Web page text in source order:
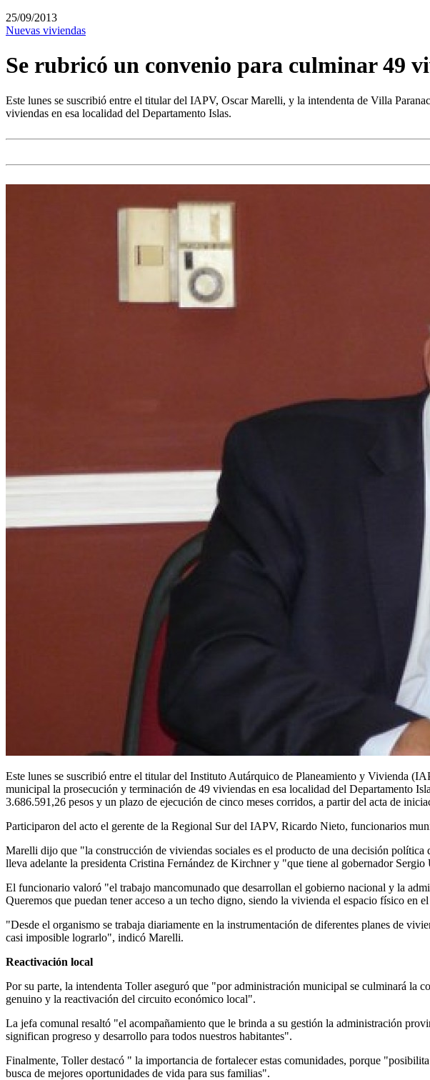
25/09/2013
Nuevas viviendas
Se rubricó un convenio para culminar 49
Este lunes se suscribió entre el titular del IAPV, Oscar Marelli, y la intendenta de Villa
viviendas en esa localidad del Departamento Islas.
Este lunes se suscribió entre el titular del Instituto Autárquico de Planeamiento y Vivienda
municipal la prosecución y terminación de 49 viviendas en esa localidad del Departamento
3.686.591,26 pesos y un plazo de ejecución de cinco meses corridos, a partir del acta de
Participaron del acto el gerente de la Regional Sur del IAPV, Ricardo Nieto, funcionarios
Marelli dijo que "la construcción de viviendas sociales es el producto de una decisión
lleva adelante la presidenta Cristina Fernández de Kirchner y "que tiene al gobernador
El funcionario valoró "el trabajo mancomunado que desarrollan el gobierno nacional y la
Queremos que puedan tener acceso a un techo digno, siendo la vivienda el espacio físico en
"Desde el organismo se trabaja diariamente en la instrumentación de diferentes planes de
casi imposible lograrlo", indicó Marelli.
Reactivación local
Por su parte, la intendenta Toller aseguró que "por administración municipal se culminará la
genuino y la reactivación del circuito económico local".
La jefa comunal resaltó "el acompañamiento que le brinda a su gestión la administración
significan progreso y desarrollo para todos nuestros habitantes".
Finalmente, Toller destacó " la importancia de fortalecer estas comunidades, porque
busca de mejores oportunidades de vida para sus familias".